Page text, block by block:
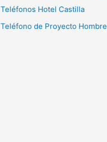
Teléfonos Hotel Castilla
Teléfono de Proyecto Hombre